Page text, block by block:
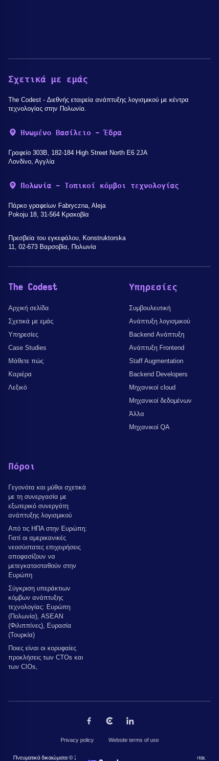
Σχετικά με εμάς
The Codest - Διεθνής εταιρεία ανάπτυξης λογισμικού με κέντρα
τεχνολογίας στην Πολωνία.
Ηνωμένο Βασίλειο - Έδρα
Γραφείο 303B, 182-184 High Street North E6 2JA
Λονδίνο, Αγγλία
Πολωνία - Τοπικοί κόμβοι τεχνολογίας
Πάρκο γραφείων Fabryczna, Aleja
Pokoju 18, 31-564 Κρακοβία
Πρεσβεία του εγκεφάλου, Konstruktorska
11, 02-673 Βαρσοβία, Πολωνία
The Codest
Αρχική σελίδα
Σχετικά με εμάς
Υπηρεσίες
Case Studies
Μάθετε πώς
Καριέρα
Λεξικό
Υπηρεσίες
Συμβουλευτική
Ανάπτυξη λογισμικού
Backend Ανάπτυξη
Ανάπτυξη Frontend
Staff Augmentation
Backend Developers
Μηχανικοί cloud
Μηχανικοί δεδομένων
Άλλα
Μηχανικοί QA
Πόροι
Γεγονότα και μύθοι σχετικά
με τη συνεργασία με
εξωτερικό συνεργάτη
ανάπτυξης λογισμικού
Από τις ΗΠΑ στην Ευρώπη:
Γιατί οι αμερικανικές
νεοσύστατες επιχειρήσεις
αποφασίζουν να
μετεγκατασταθούν στην
Ευρώπη
Σύγκριση υπεράκτιων
κόμβων ανάπτυξης
τεχνολογίας: Ευρώπη
(Πολωνία), ASEAN
(Φιλιππίνες), Ευρασία
(Τουρκία)
Ποιες είναι οι κορυφαίες
προκλήσεις των CTOs και
των CIOs,
Privacy policy Website terms of use
Πνευματικά δικαιώματα © 2026 από The Codest. Όλα τα δικαιώματα διατηρούνται.